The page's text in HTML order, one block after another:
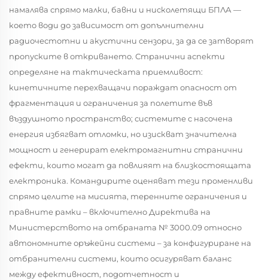
намалява спрямо малки, бавни и нисколетящи БПЛА —
което води до зависимост от допълнителни
радиочестотни и акустични сензори, за да се затворят
пропуските в откриването. Странични аспекти
определяне на тактическата приемливост:
кинетичните перехващачи пораждат опасност от
фрагментация и ограничения за полетите във
въздушното пространство; системите с насочена
енергия избягват отломки, но изискват значителна
мощност и генерират електромагнитни странични
ефекти, които могат да повлияят на близкостоящата
електроника. Командирите оценяват тези променливи
спрямо целите на мисията, теренните ограничения и
правните рамки – включително Директива на
Министерството на отбраната № 3000.09 относно
автономните оръжейни системи – за конфигуриране на
отбранителни системи, които осигуряват баланс
между ефективност, подотчетност и